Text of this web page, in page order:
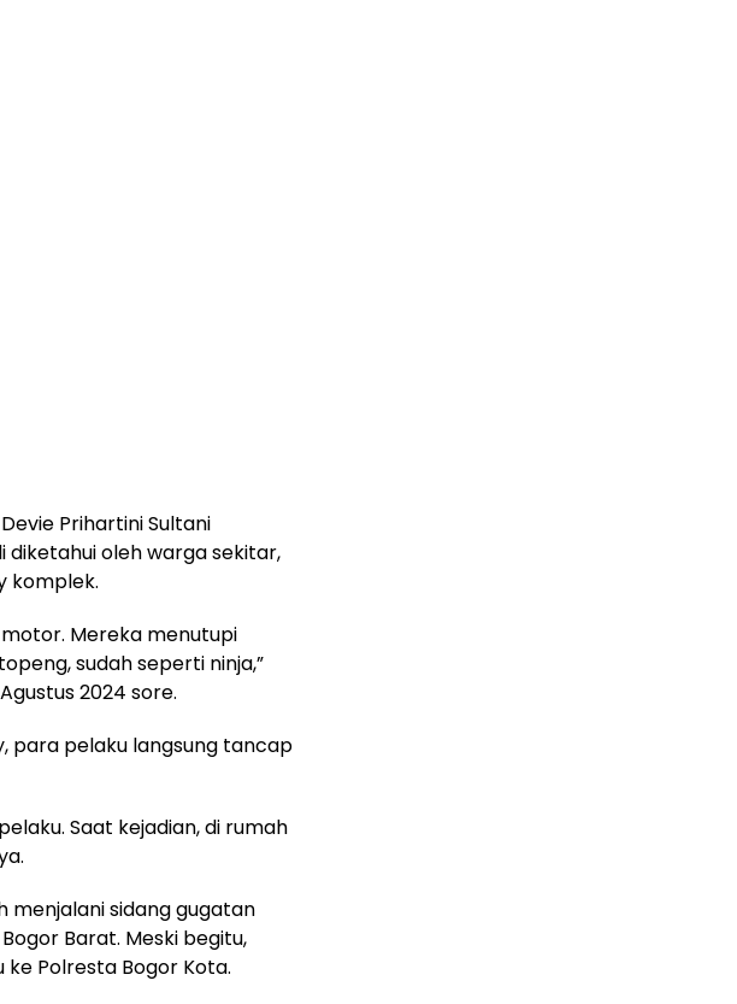
Prihartini Sultani
oleh warga sekitar,
komplek.
Mereka menutupi
sudah seperti ninja,”
2024 sore.
para pelaku langsung tancap
Saat kejadian, di rumah
menjalani sidang gugatan
Barat. Meski begitu,
Polresta Bogor Kota.